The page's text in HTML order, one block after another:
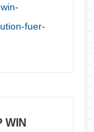
fuer-
WIN